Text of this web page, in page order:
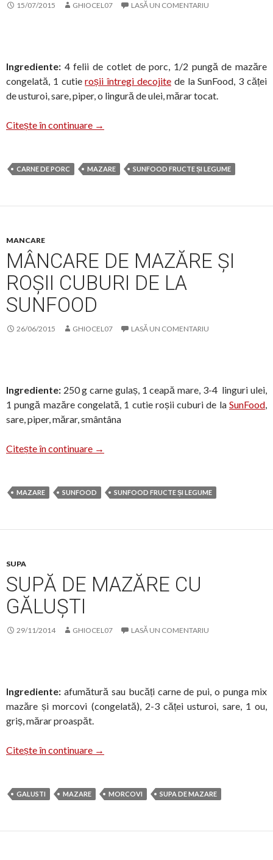
15/07/2015 GHIOCEL07 LASĂ UN COMENTARIU
Ingrediente: 4 felii de cotlet de porc, 1/2 pungă de mazăre
congelată, 1 cutieroșii întregi decojite de la SunFood, 3 căței
de usturoi, sare, piper, o lingură de ulei, mărar tocat.
Citește în continuare Cotlet de porc cu garnitură de mazăre
→
CARNE DE PORC MAZARE SUNFOOD FRUCTE ȘI LEGUME
MANCARE
MÂNCARE DE MAZĂRE ȘI
ROȘII CUBURI DE LA
SUNFOOD
26/06/2015 GHIOCEL07 LASĂ UN COMENTARIU
Ingrediente: 250 g carne gulaș, 1 ceapă mare, 3-4 linguri ulei,
1 pungă mazăre congelată, 1 cutie roșii cuburi de la SunFood,
sare, piper, mărar, smântâna
Citește în continuare Mâncare de mazăre și roșii cuburi de la
→
MAZARE SUNFOOD SUNFOOD FRUCTE ȘI LEGUME
SUPA
SUPĂ DE MAZĂRE CU
GĂLUȘTI
29/11/2014 GHIOCEL07 LASĂ UN COMENTARIU
Ingrediente: afumătură sau bucăți carne de pui, o punga mix
mazăre și morcovi (congelată), 2-3 căței usturoi, sare, 1 ou,
griș, mărar proaspăt.
Citește în continuare Supă de mazăre cu găluști
→
GALUSTI MAZARE MORCOVI SUPA DE MAZARE